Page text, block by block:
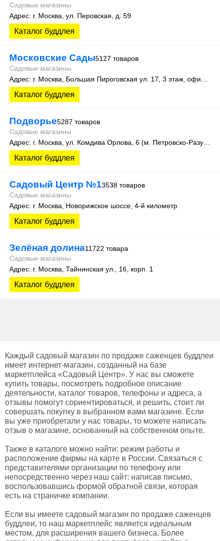
Садовые магазины
Адрес: г. Москва, ул. Перовская, д. 59
Каталог буддлея
Московские Сады5127 товаров
Садовые магазины
Каталог буддлея
Подворье5287 товаров
Садовые магазины
Каталог буддлея
Садовый Центр №13538 товаров
Садовые магазины
Адрес: г. Москва, Новорижское шоссе, 4-й километр
Каталог буддлея
Зелёная долина11722 товара
Садовые магазины
Адрес: г. Москва, Тайнинская ул., 16, корп. 1
Каталог буддлея
Каждый садовый магазин по продаже саженцев буддлеи
имеет интернет-магазин, созданный на базе
маркетплейса «Садовый Центр». У нас вы сможете
купить товары, посмотреть подробное описание
деятельности, каталог товаров, телефоны и адреса, а
отзывы помогут сориентироваться, и решить, стоит ли
совершать покупку в выбранном вами магазине. Если
вы уже приобретали у нас товары, то можете написать
отзыв о магазине, основанный на собственном опыте.
Также в каталоге можно найти: режим работы и
расположение фирмы на карте в России. Связаться с
представителями организации по телефону или
непосредственно через наш сайт: написав письмо,
воспользовавшись формой обратной связи, которая
есть на страничке компании.
Если вы имеете садовый магазин по продаже саженцев
буддлеи, то наш маркетплейс является идеальным
местом, для расширения вашего бизнеса. Более